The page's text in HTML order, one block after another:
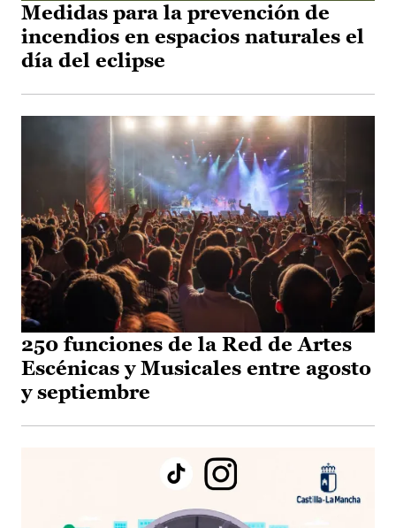
Medidas para la prevención de
incendios en espacios naturales el
día del eclipse
250 funciones de la Red de Artes
Escénicas y Musicales entre agosto
y septiembre